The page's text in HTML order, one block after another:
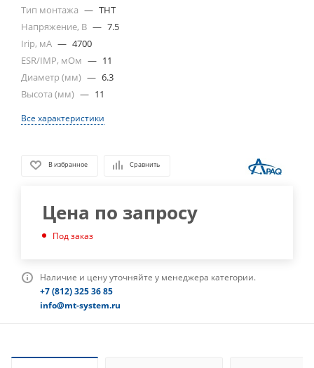
Тип монтажа — THT
Напряжение, В — 7.5
Irip, мА — 4700
ESR/IMP, мОм — 11
Диаметр (мм) — 6.3
Высота (мм) — 11
Все характеристики
В избранное Сравнить
Цена по запросу
Под заказ
Наличие и цену уточняйте у менеджера категории.
+7 (812) 325 36 85
info@mt-system.ru